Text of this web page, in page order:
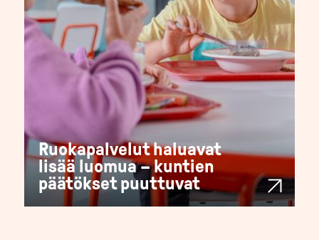
Ruokapalvelut haluavat
lisää luomua – kuntien
päätökset puuttuvat